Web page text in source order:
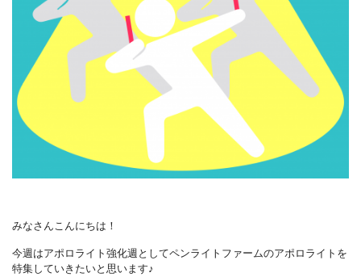
みなさんこんにちは！
今週はアポロライト強化週としてペンライトファームのアポロライトを
特集していきたいと思います♪